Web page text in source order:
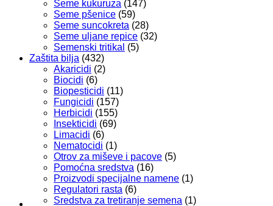
Seme kukuruza (147)
Seme pšenice (59)
Seme suncokreta (28)
Seme uljane repice (32)
Semenski tritikal (5)
Zaštita bilja (432)
Akaricidi (2)
Biocidi (6)
Biopesticidi (11)
Fungicidi (157)
Herbicidi (155)
Insekticidi (69)
Limacidi (6)
Nematocidi (1)
Otrov za miševe i pacove (5)
Pomoćna sredstva (16)
Proizvodi specijalne namene (1)
Regulatori rasta (6)
Sredstva za tretiranje semena (1)